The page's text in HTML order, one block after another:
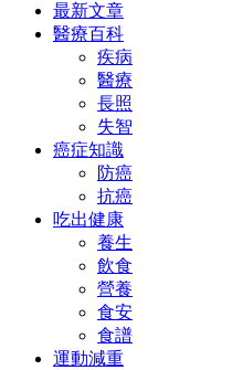
最新文章
醫療百科
疾病
醫療
長照
失智
癌症知識
防癌
抗癌
吃出健康
養生
飲食
營養
食安
食譜
運動減重